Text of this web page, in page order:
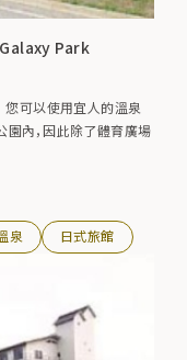
Park
您可以使用宜人的溫泉
內，因此除了體育廣場
泉 日式旅館